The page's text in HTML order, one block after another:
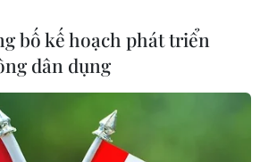
bố kế hoạch phát triển
dân dụng